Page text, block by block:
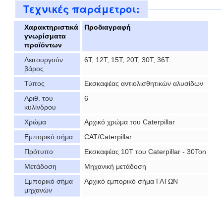
Τεχνικές παράμετροι:
Χαρακτηριστικά
γνωρίσματα
προϊόντων
Προδιαγραφή
Λειτουργούν
βάρος
6T, 12T, 15T, 20T, 30T, 36T
Τύπος
Εκσκαφέας αντιολισθητικών αλυσίδων
Αριθ. του
κυλίνδρου
6
Χρώμα
Αρχικό χρώμα του Caterpillar
Εμπορικό σήμα
CAT/Caterpillar
Πρότυπο
Εκσκαφέας 10T του Caterpillar - 30Ton
Μετάδοση
Μηχανική μετάδοση
Εμπορικό σήμα
μηχανών
Αρχικό εμπορικό σήμα ΓΑΤΩΝ